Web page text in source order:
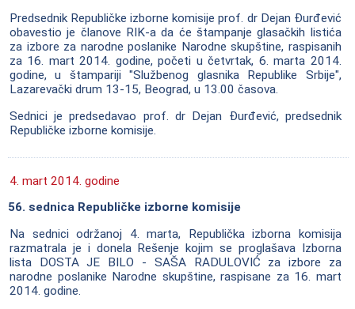
Predsednik Republičke izborne komisije prof. dr Dejan Đurđević
obavestio je članove RIK-a da će štampanje glasačkih listića
za izbore za narodne poslanike Narodne skupštine, raspisanih
za 16. mart 2014. godine, početi u četvrtak, 6. marta 2014.
godine, u štampariji "Službenog glasnika Republike Srbije",
Lazarevački drum 13-15, Beograd, u 13.00 časova.
Sednici je predsedavao prof. dr Dejan Đurđević, predsednik
Republičke izborne komisije.
4. mart 2014. godine
56. sednica Republičke izborne komisije
Na sednici održanoj 4. marta, Republička izborna komisija
razmatrala je i donela Rešenje kojim se proglašava Izborna
lista DOSTA JE BILO - SAŠA RADULOVIĆ za izbore za
narodne poslanike Narodne skupštine, raspisane za 16. mart
2014. godine.